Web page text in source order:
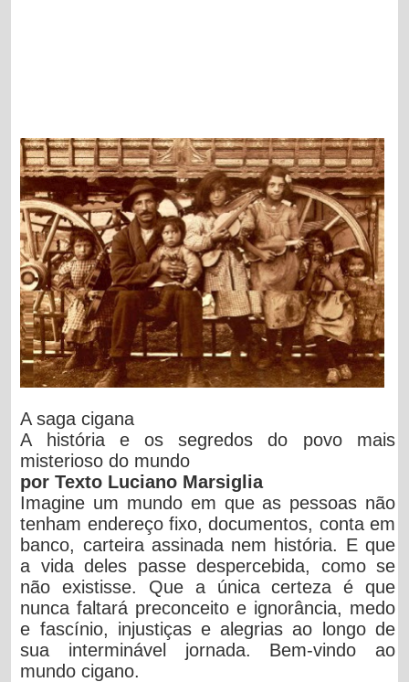
A saga cigana
A história e os segredos do povo mais
misterioso do mundo
por Texto Luciano Marsiglia
Imagine um mundo em que as pessoas não
tenham endereço fixo, documentos, conta em
banco, carteira assinada nem história. E que
a vida deles passe despercebida, como se
não existisse. Que a única certeza é que
nunca faltará preconceito e ignorância, medo
e fascínio, injustiças e alegrias ao longo de
sua interminável jornada. Bem-vindo ao
mundo cigano.